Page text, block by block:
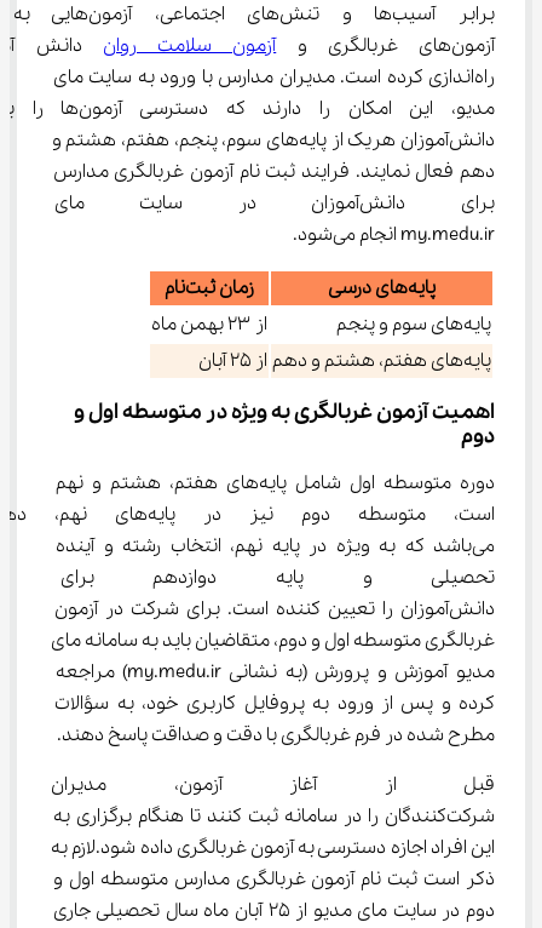
برابر آسیب‌ها و تنش‌های اجتماعی،
آزمون‌های غربالگری و
آزمون سلامت روان دانش
راه‌اندازی کرده است. مدیران مدارس با ورود به سایت مای
مدیو، این امکان را دارند که دسترسی
دانش‌آموزان هریک از پایه‌های سوم، پنجم، هفتم، هشتم و
دهم فعال نمایند. فرایند ثبت نام آزمون غربالگری مدارس
برای دانش‌آموزان در سایت
my.medu.ir انجام می‌شود.
پایه‌های درسی
زمان ثبت‌نام
پایه‌های سوم و پنجم
از ۲۳ بهمن ماه
پایه‌های هفتم، هشتم و دهم از ۲۵ آبان
اهمیت آزمون غربالگری به ویژه در متوسطه اول و
دوم
دوره متوسطه اول شامل پایه‌های هفتم، هشتم و نهم
است، متوسطه دوم نیز در
می‌باشد که به ویژه در پایه نهم، انتخاب رشته و آینده
تحصیلی و پایه دوازدهم برای
دانش‌آموزان را تعیین کننده است. برای شرکت در آزمون
غربالگری متوسطه اول و دوم، متقاضیان باید به سامانه مای
مدیو آموزش و پرورش (به نشانی my.medu.ir) مراجعه
کرده و پس از ورود به پروفایل کاربری خود، به سؤالات
مطرح شده در فرم غربالگری با دقت و صداقت پاسخ دهند.
قبل از آغاز آزمون، مدیران
شرکت‌کنندگان را در سامانه ثبت کنند تا هنگام برگزاری به
این افراد اجازه دسترسی به آزمون غربالگری داده شود.لازم به
ذکر است ثبت نام آزمون غربالگری مدارس متوسطه اول و
دوم در سایت مای مدیو از 25 آبان ماه سال تحصیلی جاری